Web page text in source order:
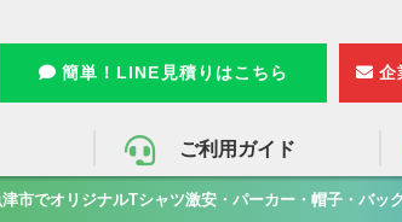
簡単！LINE見積りはこちら 企
ご利用ガイド
市でオリジナルTシャツ激安・パーカー・帽子・バッ
索